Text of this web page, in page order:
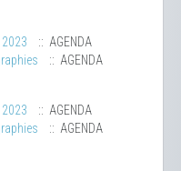
:: AGENDA
:: AGENDA
:: AGENDA
:: AGENDA